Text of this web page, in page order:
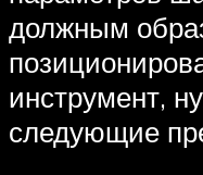
должным
инструмент,
следующие